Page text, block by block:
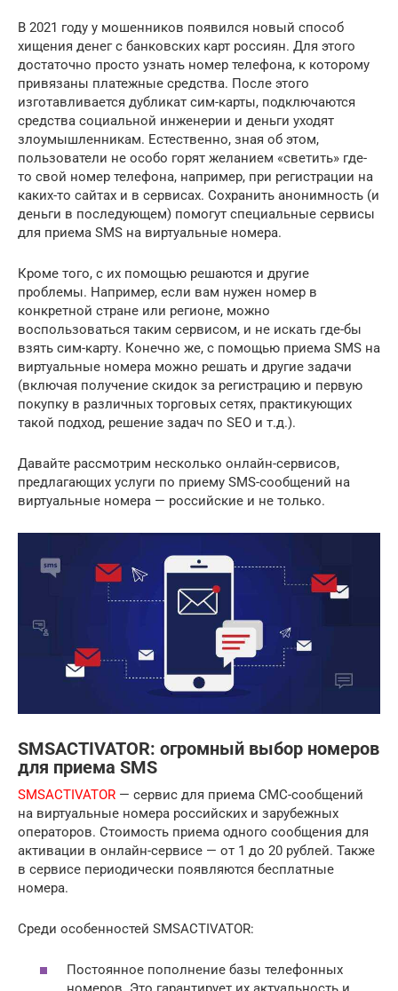
В 2021 году у мошенников появился новый способ
хищения денег с банковских карт россиян. Для этого
достаточно просто узнать номер телефона, к которому
привязаны платежные средства. После этого
изготавливается дубликат сим-карты, подключаются
средства социальной инженерии и деньги уходят
злоумышленникам. Естественно, зная об этом,
пользователи не особо горят желанием «светить» где-
то свой номер телефона, например, при регистрации на
каких-то сайтах и в сервисах. Сохранить анонимность (и
деньги в последующем) помогут специальные сервисы
для приема SMS на виртуальные номера.
Кроме того, с их помощью решаются и другие
проблемы. Например, если вам нужен номер в
конкретной стране или регионе, можно
воспользоваться таким сервисом, и не искать где-бы
взять сим-карту. Конечно же, с помощью приема SMS на
виртуальные номера можно решать и другие задачи
(включая получение скидок за регистрацию и первую
покупку в различных торговых сетях, практикующих
такой подход, решение задач по SEO и т.д.).
Давайте рассмотрим несколько онлайн-сервисов,
предлагающих услуги по приему SMS-сообщений на
виртуальные номера — российские и не только.
SMSACTIVATOR: огромный выбор номеров
для приема SMS
SMSACTIVATOR — сервис для приема СМС-сообщений
на виртуальные номера российских и зарубежных
операторов. Стоимость приема одного сообщения для
активации в онлайн-сервисе — от 1 до 20 рублей. Также
в сервисе периодически появляются бесплатные
номера.
Среди особенностей SMSACTIVATOR:
Постоянное пополнение базы телефонных